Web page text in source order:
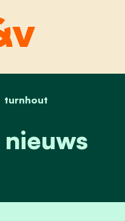
turnhout
turnhout nieuws